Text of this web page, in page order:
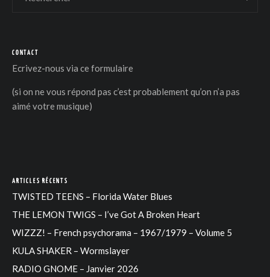
CONTACT
Ecrivez-nous via ce formulaire
(si on ne vous répond pas c’est probablement qu’on n’a pas
aimé votre musique)
ARTICLES RÉCENTS
TWISTED TEENS – Florida Water Blues
THE LEMON TWIGS – I’ve Got A Broken Heart
WIZZZ! – French psychorama – 1967/1979 – Volume 5
KULA SHAKER – Wormslayer
RADIO GNOME – Janvier 2026